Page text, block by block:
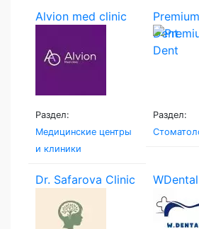
Alvion med clinic
Раздел:
Медицинские центры
и клиники
Dent
Раздел:
Dr. Safarova Clinic WDental